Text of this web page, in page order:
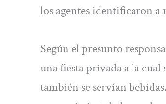
los agentes identificaron a
Según el presunto
una fiesta privada a la
también se servían